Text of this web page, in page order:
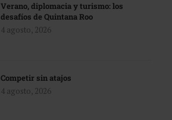
Verano, diplomacia y turismo: los
desafíos de Quintana Roo
4 agosto, 2026
Competir sin atajos
4 agosto, 2026